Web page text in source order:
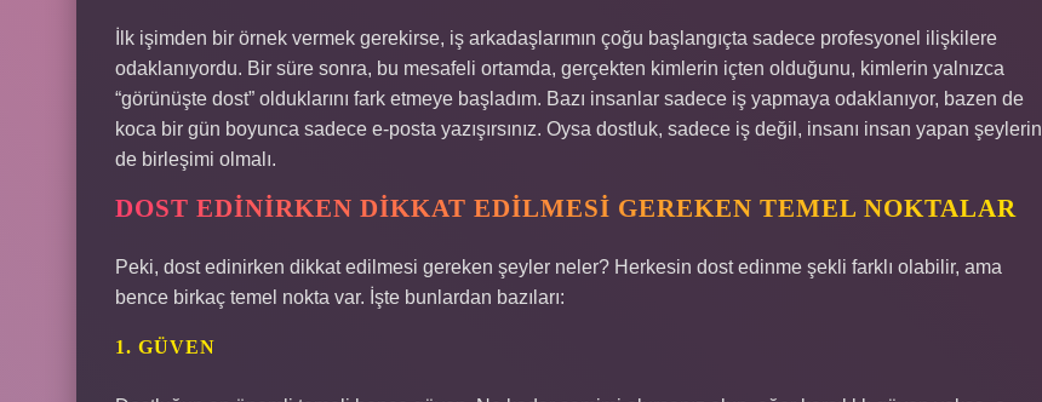
İlk işimden bir örnek vermek gerekirse, iş arkadaşlarımın çoğu başlangıçta sadece profesyonel ilişkilere
odaklanıyordu. Bir süre sonra, bu mesafeli ortamda, gerçekten kimlerin içten olduğunu, kimlerin yalnızca
“görünüşte dost” olduklarını fark etmeye başladım. Bazı insanlar sadece iş yapmaya odaklanıyor, bazen de
koca bir gün boyunca sadece e-posta yazışırsınız. Oysa dostluk, sadece iş değil, insanı insan yapan şeylerin
de birleşimi olmalı.
DOST EDINIRKEN DIKKAT EDILMESI GEREKEN TEMEL NOKTALAR
Peki, dost edinirken dikkat edilmesi gereken şeyler neler? Herkesin dost edinme şekli farklı olabilir, ama
bence birkaç temel nokta var. İşte bunlardan bazıları:
1. GÜVEN